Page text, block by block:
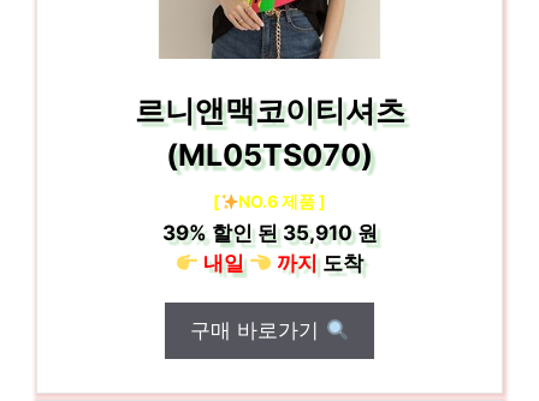
르니앤맥코이티셔츠
(ML05TS070)
[ NO.6 제품 ]
39%할인 된35,910 원
내일
까지도착
구매 바로가기